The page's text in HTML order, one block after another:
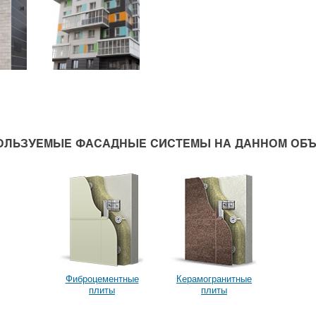
ФАСАДНЫЕ СИСТЕМЫ НА ДАННОМ
Фиброцементные
плиты
Керамогранитные
плиты